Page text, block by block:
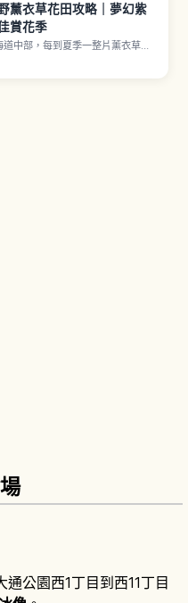
薰衣草花田攻略｜夢幻紫
賞花季
中部，每到夏季一整片薰衣草花
色海洋。文章介紹花季時間、最
粟、向日葵等花卉交織而成的繽
公園西1丁目到西11丁目